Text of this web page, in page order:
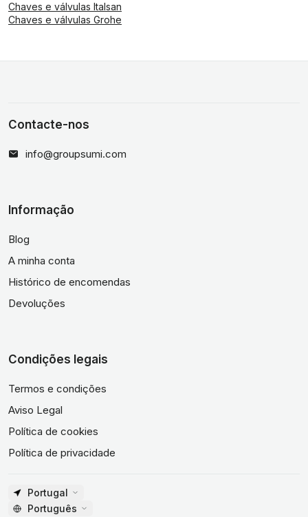
Chaves e válvulas Italsan
Chaves e válvulas Grohe
Contacte-nos
info@groupsumi.com
Informação
Blog
A minha conta
Histórico de encomendas
Devoluções
Condições legais
Termos e condições
Aviso Legal
Política de cookies
Política de privacidade
Portugal
Português